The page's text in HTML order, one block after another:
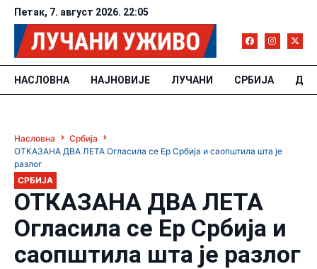
Петак, 7. август 2026. 22:05
НАСЛОВНА НАЈНОВИЈЕ ЛУЧАНИ СРБИЈА
Насловна
Србија
ОТКАЗАНА ДВА ЛЕТА Огласила се Ер Србија и саопштила шта је
разлог
СРБИЈА
ОТКАЗАНА ДВА ЛЕТА
Огласила се Ер Србија и
саопштила шта је разлог